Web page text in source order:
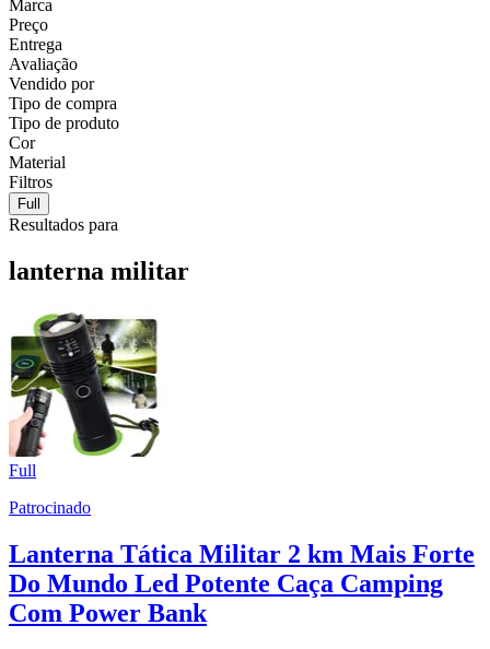
Marca
Preço
Entrega
Avaliação
Vendido por
Tipo de compra
Tipo de produto
Cor
Material
Filtros
Full
Resultados para
lanterna militar
Full
Patrocinado
Lanterna Tática Militar 2 km Mais Forte
Do Mundo Led Potente Caça Camping
Com Power Bank